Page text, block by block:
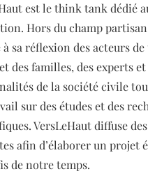
est le think tank dédié
Hors du champ
à sa réflexion des acteurs
des familles, des experts et
de la société civile
sur des études et des
VersLeHaut diffuse
afin d’élaborer un projet
de notre temps.